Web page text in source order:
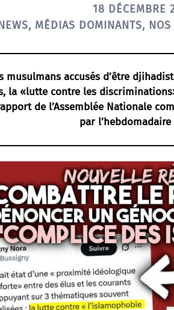
18 DÉCEMBRE
, MÉDIAS DOMINANTS,
musulmans accusés d’être
la «lutte contre les
de l’Assemblée Nationale
par l’hebdomadaire